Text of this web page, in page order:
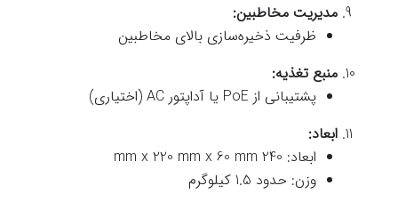
مدیریت مخاطبین:
ظرفیت ذخیره‌سازی بالای مخاطبین
منبع تغذیه:
پشتیبانی از PoE یا آداپتور AC (اختیاری)
ابعاد:
ابعاد: 240 mm x 220 mm x 60 mm
وزن: حدود 1.5 کیلوگرم